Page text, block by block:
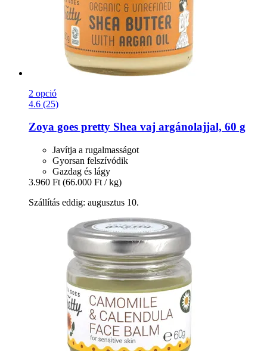
2 opció
4.6 (25)
Zoya goes pretty Shea vaj argánolajjal, 60 g
Javítja a rugalmasságot
Gyorsan felszívódik
Gazdag és lágy
3.960 Ft (66.000 Ft / kg)
Szállítás eddig: augusztus 10.